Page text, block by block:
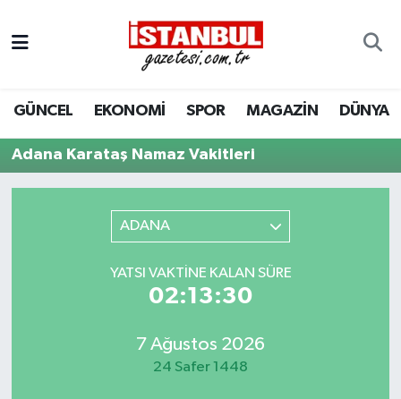
GÜNCEL EKONOMİ SPOR MAGAZİN DÜNYA
Adana Karataş Namaz Vakitleri
ADANA
YATSI VAKTINE KALAN SÜRE
02:13:30
7 Ağustos 2026
24 Safer 1448
EKONOMİ
İSTANBUL
KÜLTÜR SANAT
Nöbetçi Eczaneler
Hava Durumu
Trafik Durumu
Son Dakika Haberleri